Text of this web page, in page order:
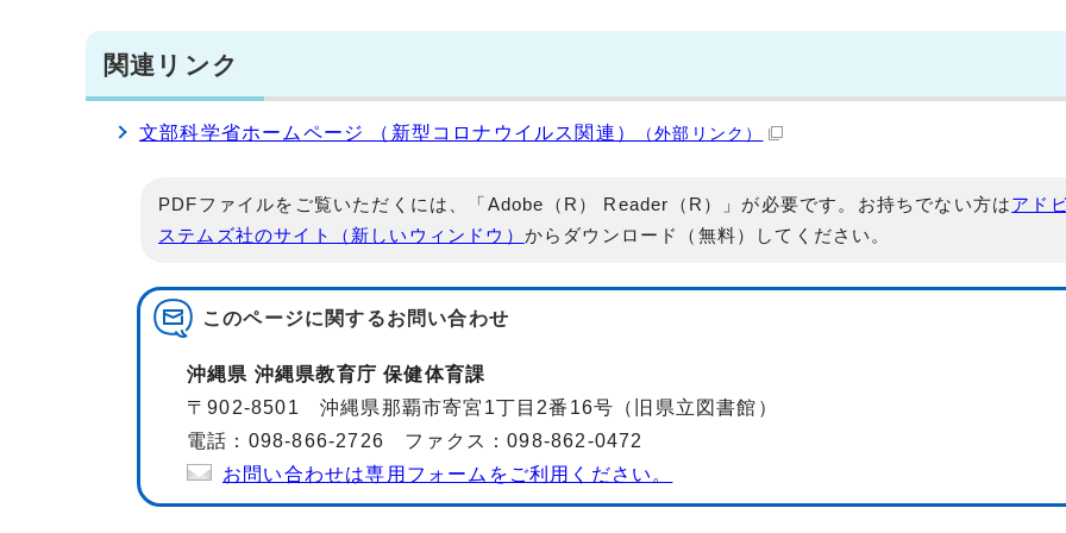
関連リンク
文部科学省ホームページ （新型コロナウイルス関連） （外部リンク）
PDFファイルをご覧いただくには、「Adobe（R） Reader（R）」が必要です。お持ちでない方はアド
ステムズ社のサイト（新しいウィンドウ） からダウンロード（無料）してください。
このページに関するお問い合わせ
沖縄県 沖縄県教育庁 保健体育課
〒902-8501 沖縄県那覇市寄宮1丁目2番16号（旧県立図書館）
電話：098-866-2726 ファクス：098-862-0472
お問い合わせは専用フォームをご利用ください。